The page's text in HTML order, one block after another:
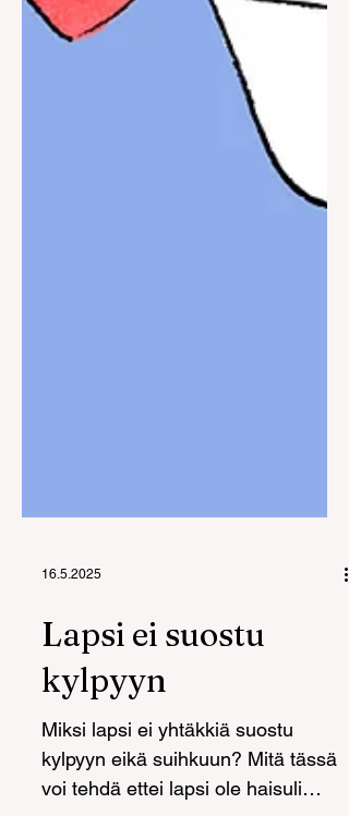
16.5.2025
Lapsi ei suostu
kylpyyn
Miksi lapsi ei yhtäkkiä suostu